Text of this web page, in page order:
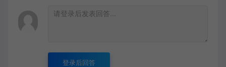
登录后回答